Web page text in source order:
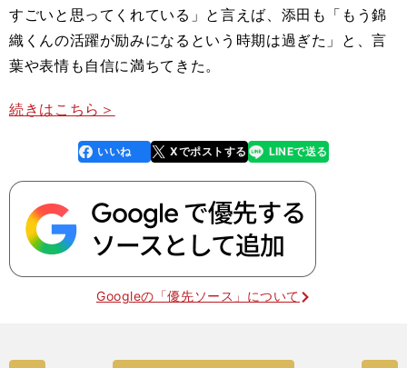
すごいと思ってくれている」と言えば、添田も「もう錦
織くんの活躍が励みになるという時期は過ぎた」と、言
葉や表情も自信に満ちてきた。
続きはこちら＞
faceboo
k
いいね Xでポストする
line LINEで送る
Googleの「優先ソース」について